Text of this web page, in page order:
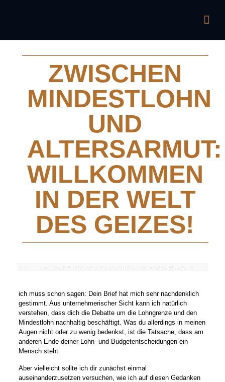
ZWISCHEN
MINDESTLOHN
UND
ALTERSARMUT:
WILLKOMMEN
IN DER WELT
DES GEIZES!
ich muss schon sagen: Dein Brief hat mich sehr nachdenklich
gestimmt. Aus unternehmerischer Sicht kann ich natürlich
verstehen, dass dich die Debatte um die Lohngrenze und den
Mindestlohn nachhaltig beschäftigt. Was du allerdings in meinen
Augen nicht oder zu wenig bedenkst, ist die Tatsache, dass am
anderen Ende deiner Lohn- und Budgetentscheidungen ein
Mensch steht.
Aber vielleicht sollte ich dir zunächst einmal
auseinanderzusetzen versuchen, wie ich auf diesen Gedanken